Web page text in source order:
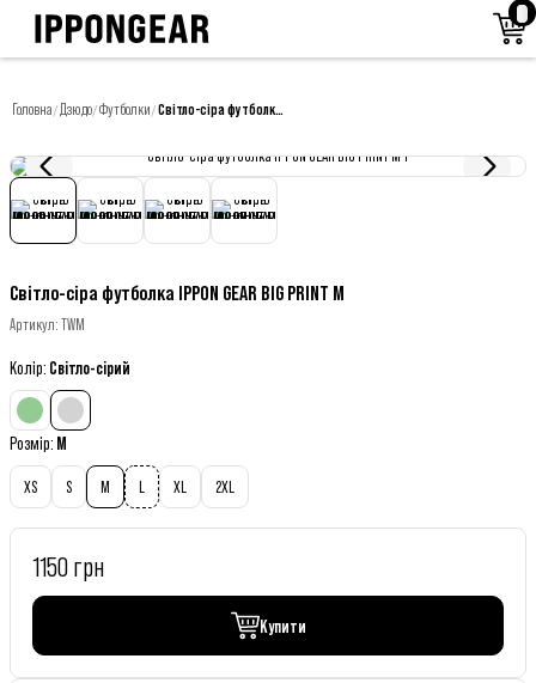
Головна/Дзюдо/Футболки/ Світло-сіра футболка IPPON GEAR BIG PRINT M
Світло-сіра футболка IPPON GEAR BIG PRINT M
Артикул: TWM
Колір: Світло-сірий
Розмір: M
XS S M L XL 2XL
1150 грн
Купити